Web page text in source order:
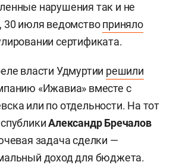
нарушения так и не
30 июля ведомствоприняло
сертификата.
власти Удмуртии решили
«Ижавиа» вместе с
или по отдельности. На тот
Александр Бречалов
задача сделки —
доход для бюджета.